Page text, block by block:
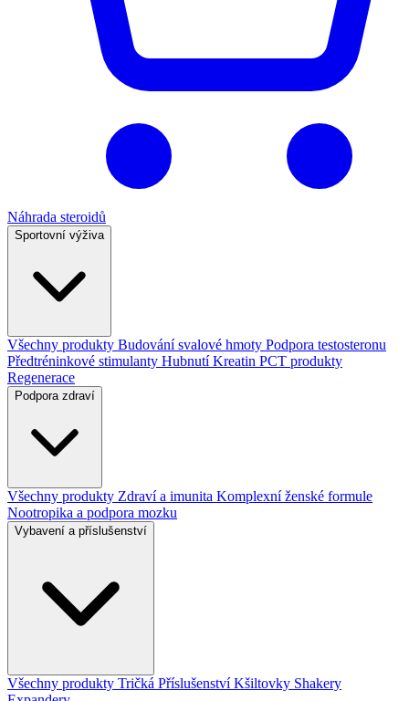
Náhrada steroidů
Sportovní výživa
Všechny produkty Budování svalové hmoty Podpora testosteronu
Předtréninkové stimulanty HubnutíKreatin PCT produkty
Regenerace
Podpora zdraví
Všechny produkty Zdraví a imunita Komplexní ženské formule
Nootropika a podpora mozku
Vybavení a příslušenství
Všechny produkty Tričká PříslušenstvíKšiltovky Shakery